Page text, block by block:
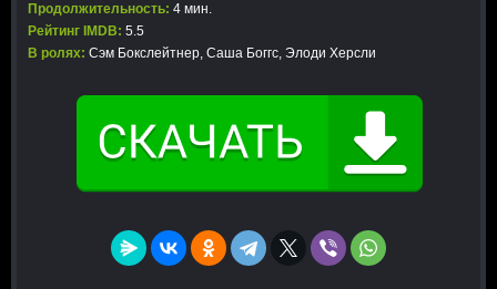
Продолжительность: 4 мин.
Рейтинг IMDB: 5.5
В ролях: Сэм Бокслейтнер, Саша Боггс, Элоди Херсли